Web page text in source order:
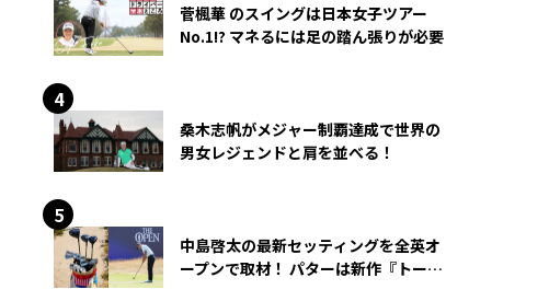
菅楓華 のスイングは日本女子ツアー
No.1!? マネるには足の踏ん張りが必要
桑木志帆がメジャー制覇達成で世界の
男女レジェンドと肩を並べる！
中島啓太の最新セッティングを全英オ
ープンで取材！ パターは新作『トーチ